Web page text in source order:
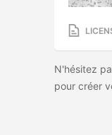
N'hésitez
pour créer